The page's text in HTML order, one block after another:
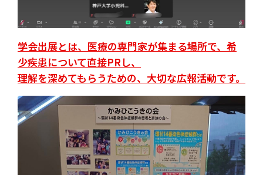
学会出展とは、医療の専門家が集まる場所で、希
少疾患について直接PRし、
理解を深めてもらうための、大切な広報活動です。